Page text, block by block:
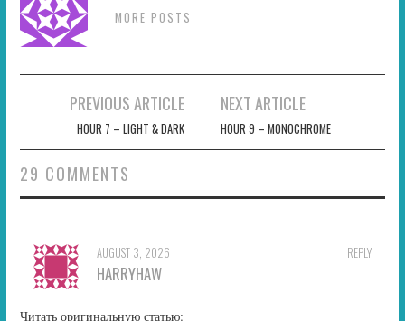
MORE POSTS
navigation
PREVIOUS ARTICLE
HOUR 7 – LIGHT & DARK
NEXT ARTICLE
HOUR 9 – MONOCHROME
29 COMMENTS
REPLY
AUGUST 3, 2026
HARRYHAW
Читать оригинальную статью: